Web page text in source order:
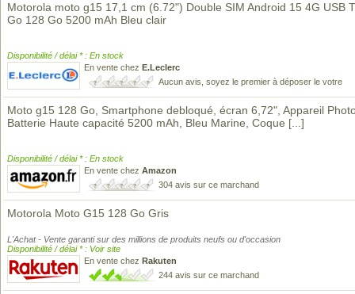
Motorola moto g15 17,1 cm (6.72") Double SIM Android 15 4G USB
Go 128 Go 5200 mAh Bleu clair
Disponibilité / délai * : En stock
En vente chez E.Leclerc
Aucun avis, soyez le premier à déposer le votre
Moto g15 128 Go, Smartphone debloqué, écran 6,72", Appareil
Batterie Haute capacité 5200 mAh, Bleu Marine, Coque [...]
Disponibilité / délai * : En stock
En vente chez Amazon
304 avis sur ce marchand
Motorola Moto G15 128 Go Gris
L'Achat - Vente garanti sur des millions de produits neufs ou d'occasion
Disponibilité / délai * : Voir site
En vente chez Rakuten
244 avis sur ce marchand